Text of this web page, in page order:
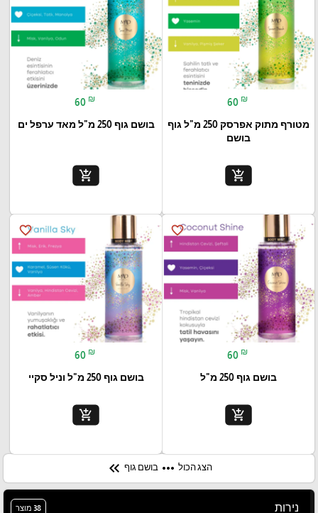
60 ₪
מטורף מתוק אפרסק 250 מ"ל גוף
בושם
add_shopping_cart
60 ₪
בושם גוף 250 מ"ל מאד ערפל ים
add_shopping_cart
favorite_border
60 ₪
בושם גוף 250 מ"ל
add_shopping_cart
favorite_border
60 ₪
בושם גוף 250 מ"ל וניל סקיי
add_shopping_cart
הצג הכול more_horiz בושם גוף keyboard_double_arrow_left
נירות 38 מוצר